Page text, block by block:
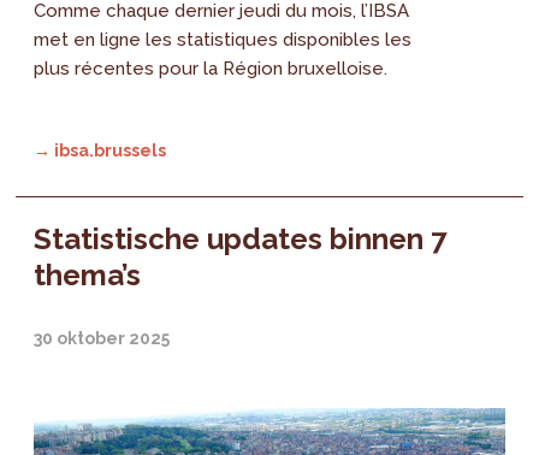
Comme chaque dernier jeudi du mois, l’IBSA
met en ligne les statistiques disponibles les
plus récentes pour la Région bruxelloise.
→ ibsa.brussels
Statistische updates binnen 7
thema’s
30 oktober 2025